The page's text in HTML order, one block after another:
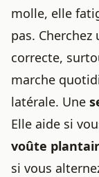
molle, elle
pas. Cherchez
correcte,
marche
latérale. Une
Elle aide si
voûte
si vous